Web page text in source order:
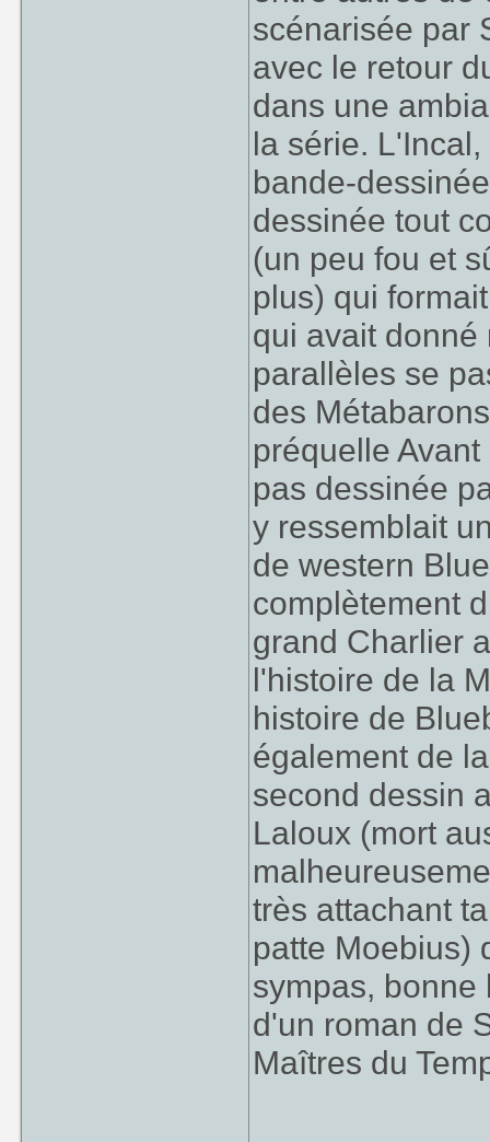
scénarisée par
avec le retour
dans une
la série.
bande-
dessinée tout
(un peu fou et
plus) qui
qui avait
parallèles se
des
préquelle
pas dessinée
y ressemblait
de western
complètement
grand Charlier
l'histoire de la
histoire de
également de
second dessin
Laloux (mort
très attachant
patte Moebius)
sympas, bonne
d'un roman de
Maîtres du